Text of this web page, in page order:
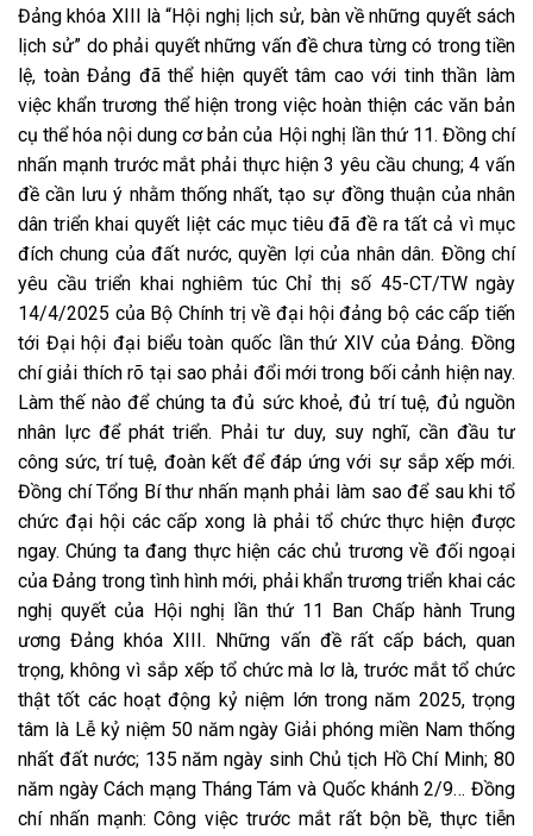
Đảng khóa XIII là “Hội nghị lịch sử, bàn về những quyết sách
lịch sử” do phải quyết những vấn đề chưa từng có trong tiền
lệ, toàn Đảng đã thể hiện quyết tâm cao với tinh thần làm
việc khẩn trương thể hiện trong việc hoàn thiện các văn bản
cụ thể hóa nội dung cơ bản của Hội nghị lần thứ 11. Đồng chí
nhấn mạnh trước mắt phải thực hiện 3 yêu cầu chung; 4 vấn
đề cần lưu ý nhằm thống nhất, tạo sự đồng thuận của nhân
dân triển khai quyết liệt các mục tiêu đã đề ra tất cả vì mục
đích chung của đất nước, quyền lợi của nhân dân. Đồng chí
yêu cầu triển khai nghiêm túc Chỉ thị số 45-CT/TW ngày
14/4/2025 của Bộ Chính trị về đại hội đảng bộ các cấp tiến
tới Đại hội đại biểu toàn quốc lần thứ XIV của Đảng. Đồng
chí giải thích rõ tại sao phải đổi mới trong bối cảnh hiện nay.
Làm thế nào để chúng ta đủ sức khoẻ, đủ trí tuệ, đủ nguồn
nhân lực để phát triển. Phải tư duy, suy nghĩ, cần đầu tư
công sức, trí tuệ, đoàn kết để đáp ứng với sự sắp xếp mới.
Đồng chí Tổng Bí thư nhấn mạnh phải làm sao để sau khi tổ
chức đại hội các cấp xong là phải tổ chức thực hiện được
ngay. Chúng ta đang thực hiện các chủ trương về đối ngoại
của Đảng trong tình hình mới, phải khẩn trương triển khai các
nghị quyết của Hội nghị lần thứ 11 Ban Chấp hành Trung
ương Đảng khóa XIII. Những vấn đề rất cấp bách, quan
trọng, không vì sắp xếp tổ chức mà lơ là, trước mắt tổ chức
thật tốt các hoạt động kỷ niệm lớn trong năm 2025, trọng
tâm là Lễ kỷ niệm 50 năm ngày Giải phóng miền Nam thống
nhất đất nước; 135 năm ngày sinh Chủ tịch Hồ Chí Minh; 80
năm ngày Cách mạng Tháng Tám và Quốc khánh 2/9… Đồng
chí nhấn mạnh: Công việc trước mắt rất bộn bề, thực tiễn